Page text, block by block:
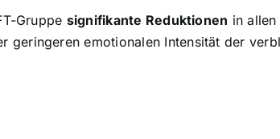
Gruppe signifikante Reduktionen in allen
geringeren emotionalen Intensität der